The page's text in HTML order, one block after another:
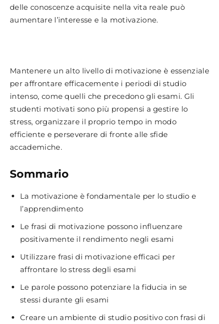
delle conoscenze acquisite nella vita reale può
aumentare l’interesse e la motivazione.
Mantenere un alto livello di motivazione è essenziale
per affrontare efficacemente i periodi di studio
intenso, come quelli che precedono gli esami. Gli
studenti motivati sono più propensi a gestire lo
stress, organizzare il proprio tempo in modo
efficiente e perseverare di fronte alle sfide
accademiche.
Sommario
La motivazione è fondamentale per lo studio e
l’apprendimento
Le frasi di motivazione possono influenzare
positivamente il rendimento negli esami
Utilizzare frasi di motivazione efficaci per
affrontare lo stress degli esami
Le parole possono potenziare la fiducia in se
stessi durante gli esami
Creare un ambiente di studio positivo con frasi di